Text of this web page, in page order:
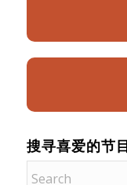
搜寻喜爱的节目